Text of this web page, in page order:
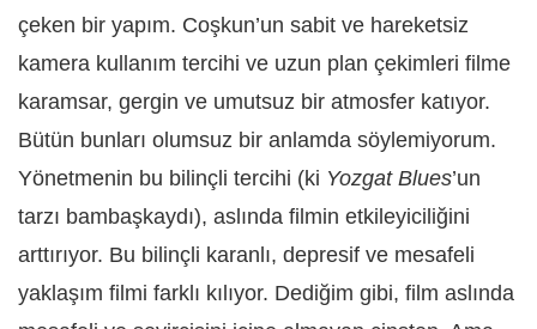
çeken bir yapım. Coşkun’un sabit ve hareketsiz
kamera kullanım tercihi ve uzun plan çekimleri filme
karamsar, gergin ve umutsuz bir atmosfer katıyor.
Bütün bunları olumsuz bir anlamda söylemiyorum.
Yönetmenin bu bilinçli tercihi (ki Yozgat Blues’un
tarzı bambaşkaydı), aslında filmin etkileyiciliğini
arttırıyor. Bu bilinçli karanlı, depresif ve mesafeli
yaklaşım filmi farklı kılıyor. Dediğim gibi, film aslında